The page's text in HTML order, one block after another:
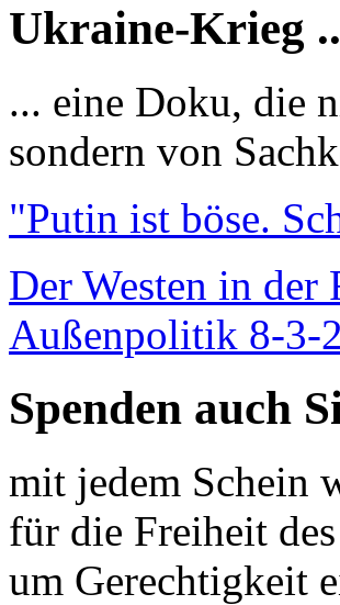
Ukraine-Krieg
... eine Doku, die
sondern von
"Putin ist böse.
Der Westen in der
Außenpolitik 8-3-
Spenden auch
mit jedem Schein
für die Freiheit
um Gerechtigkeit